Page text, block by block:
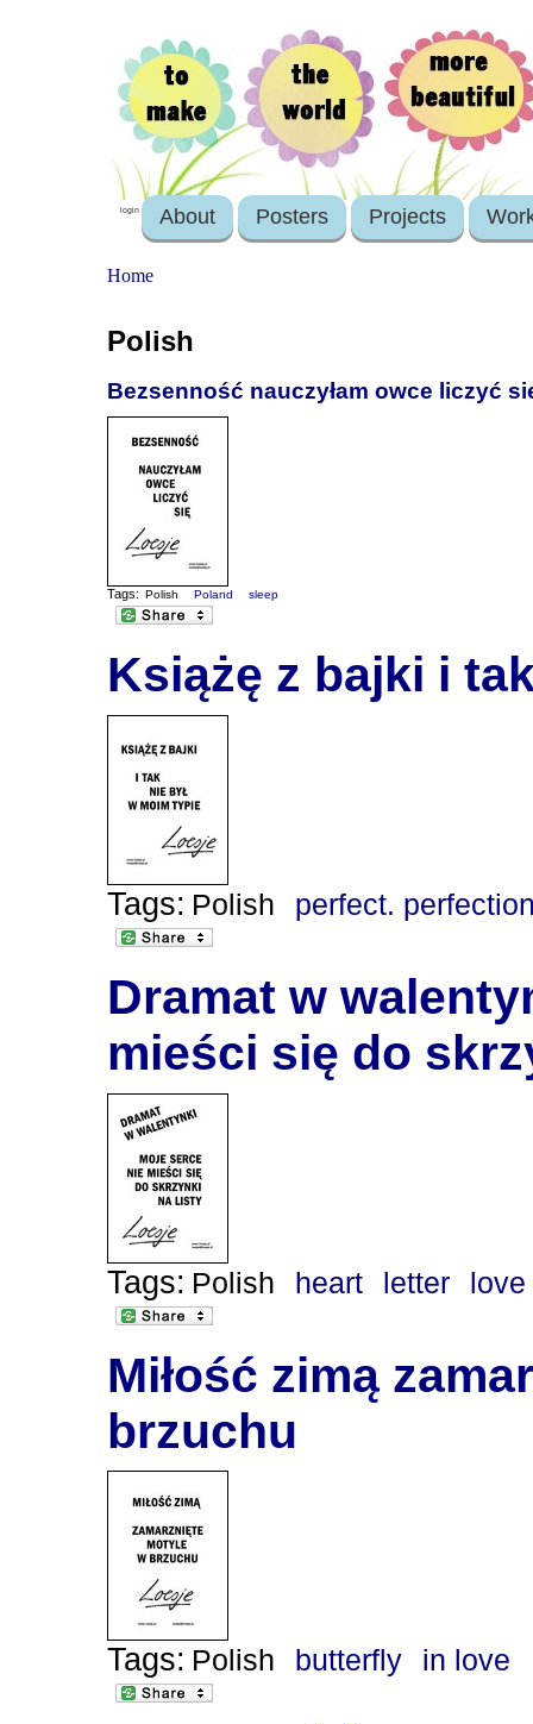
login About Posters Projects
Home
Polish
Bezsenność nauczyłam owce liczyć
Tags: Polish Poland sleep
Książę z bajki i
Tags: Polish perfect.
Dramat w
mieści się do
Tags: Polish heart letter love
Miłość zimą
brzuchu
Tags: Polish butterfly in love